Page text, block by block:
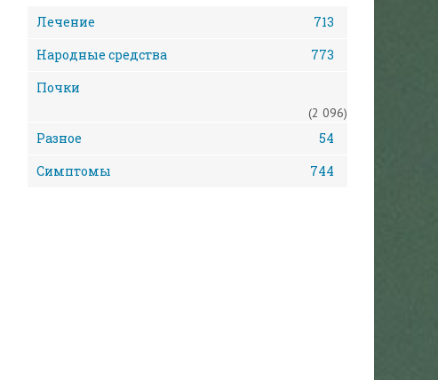
Лечение
713
Народные средства
773
Почки
(2 096)
Разное
54
Симптомы
744